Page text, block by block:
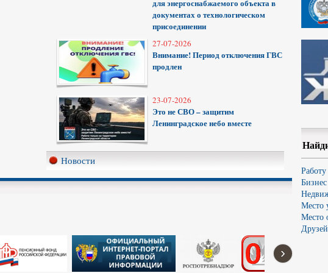
для энергоснабжаемого объекта в
документах о технологическом
присоединении
27-07-2026
Внимание! Период отключения ГВС
продлен
23-07-2026
Это не СВО – защитим
Ленинградское небо вместе
Новости
›
Работу
Бизнес
Место
Место